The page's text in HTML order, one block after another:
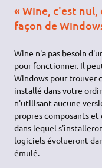
« Wine, c'est nul,
façon de
Wine n'a pas besoin
pour fonctionner. Il
Windows pour trouver
installé dans votre
n'utilisant aucune
propres composants et
dans lequel
logiciels évolueront
émulé.